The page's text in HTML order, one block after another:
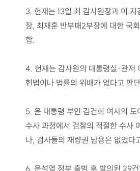
3. 헌재는 13일 최 감사원장과 이
장, 최재훈 반부패2부장에 대한 국
함.
4. 헌재는 감사원의 대통령실·관저
헌법이나 법률의 위배가 없다고 판
5. 윤 대통령 부인 김건희 여사의
수사 과정에서 검찰의 적절한 수사
나, 검사들의 재량권 남용은 없었다
6. 윤석열 정부 출범 후 발의된 29